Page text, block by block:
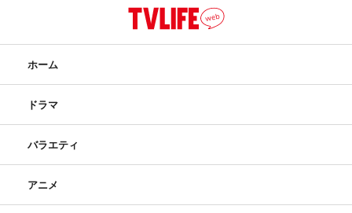
ホーム
ドラマ
バラエティ
アニメ